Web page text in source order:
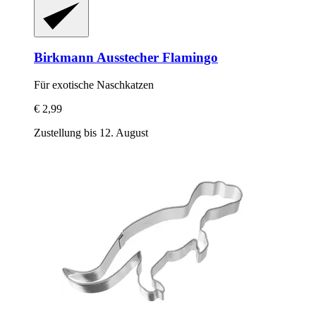
BirkmannAusstecher Flamingo
Für exotische Naschkatzen
€ 2,99
Zustellung bis 12. August